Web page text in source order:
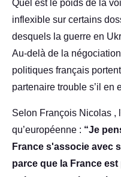
Quel est le poids de la
inflexible sur certains
desquels la guerre en
Au-delà de la
politiques français
partenaire trouble s’il en
Selon François Nicolas ,
qu’européenne : “Je
France s'associe avec
parce que la France